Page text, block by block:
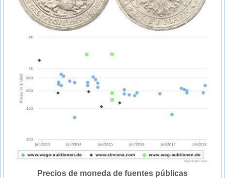
Precios de moneda de fuentes públicas